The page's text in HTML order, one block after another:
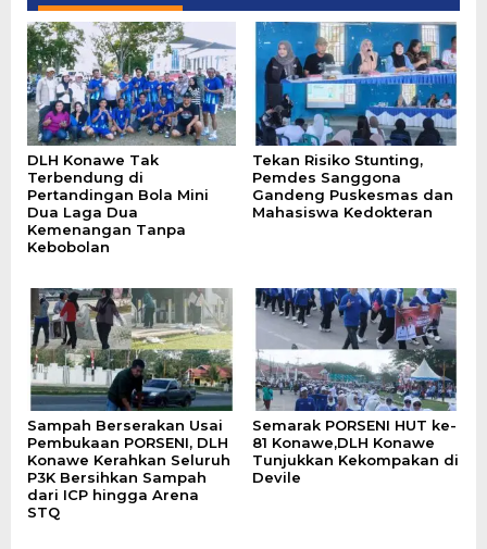
DLH Konawe Tak
Terbendung di
Pertandingan Bola Mini
Dua Laga Dua
Kemenangan Tanpa
Kebobolan
Tekan Risiko Stunting,
Pemdes Sanggona
Gandeng Puskesmas dan
Mahasiswa Kedokteran
Sampah Berserakan Usai
Pembukaan PORSENI, DLH
Konawe Kerahkan Seluruh
P3K Bersihkan Sampah
dari ICP hingga Arena
STQ
Semarak PORSENI HUT ke-
81 Konawe,DLH Konawe
Tunjukkan Kekompakan di
Devile